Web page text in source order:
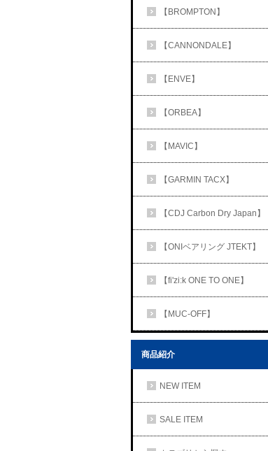
【BROMPTON】
【CANNONDALE】
【ENVE】
【ORBEA】
【MAVIC】
【GARMIN TACX】
【CDJ Carbon Dry Japan】
【ONIベアリング JTEKT】
【fi'zi:k ONE TO ONE】
【MUC-OFF】
商品紹介
NEW ITEM
SALE ITEM